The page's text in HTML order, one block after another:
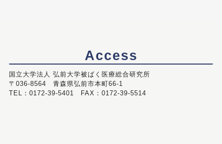
Access
国立大学法人 弘前大学被ばく医療総合研究所
〒036-8564 青森県弘前市本町66-1
TEL：0172-39-5401 FAX：0172-39-5514